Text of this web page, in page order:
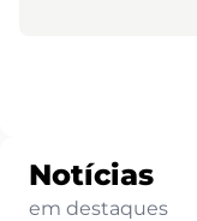
Notícias
em destaques